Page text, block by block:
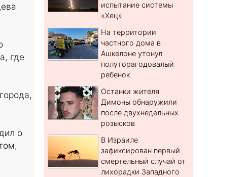
где
о
испытание системы
«Хец»
На территории
частного дома в
Ашкелоне утонул
полуторагодовалый
ребенок
Останки жителя
Димоны обнаружили
после двухнедельных
розысков
В Израиле
зафиксирован первый
смертельный случай от
лихорадки Западного